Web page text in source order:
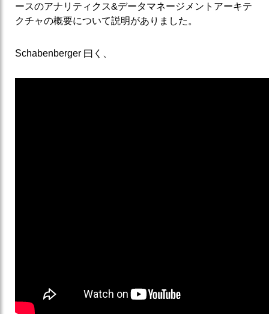
ースのアナリティクス&データマネージメントアーキテ
クチャの概要について説明がありました。
Schabenberger 曰く、